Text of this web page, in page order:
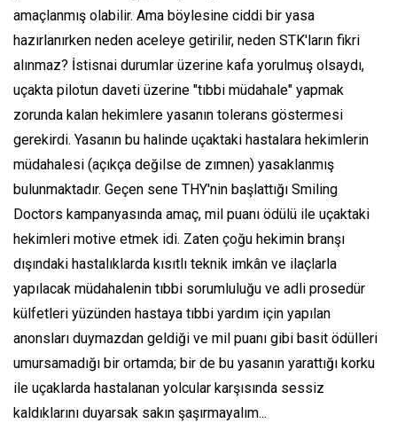
amaçlanmış olabilir. Ama böylesine ciddi bir yasa
hazırlanırken neden aceleye getirilir, neden STK'ların fikri
alınmaz? İstisnai durumlar üzerine kafa yorulmuş olsaydı,
uçakta pilotun daveti üzerine "tıbbi müdahale" yapmak
zorunda kalan hekimlere yasanın tolerans göstermesi
gerekirdi. Yasanın bu halinde uçaktaki hastalara hekimlerin
müdahalesi (açıkça değilse de zımnen) yasaklanmış
bulunmaktadır. Geçen sene THY'nin başlattığı Smiling
Doctors kampanyasında amaç, mil puanı ödülü ile uçaktaki
hekimleri motive etmek idi. Zaten çoğu hekimin branşı
dışındaki hastalıklarda kısıtlı teknik imkân ve ilaçlarla
yapılacak müdahalenin tıbbi sorumluluğu ve adli prosedür
külfetleri yüzünden hastaya tıbbi yardım için yapılan
anonsları duymazdan geldiği ve mil puanı gibi basit ödülleri
umursamadığı bir ortamda; bir de bu yasanın yarattığı korku
ile uçaklarda hastalanan yolcular karşısında sessiz
kaldıklarını duyarsak sakın şaşırmayalım...